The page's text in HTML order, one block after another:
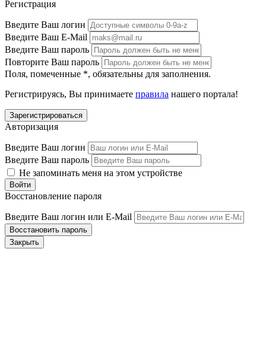
Регистрация
Введите Ваш логин
Введите Ваш E-Mail
Введите Ваш пароль
Повторите Ваш пароль
Поля, помеченные *, обязательны для заполнения.
Регистрируясь, Вы принимаете правила нашего портала!
Авторизация
Введите Ваш логин
Введите Ваш пароль
Не запоминать меня на этом устройстве
Восстановление пароля
Введите Ваш логин или E-Mail
Закрыть